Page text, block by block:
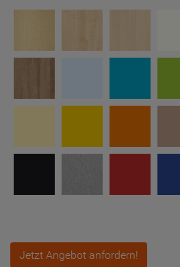
Jetzt Angebot anfordern!